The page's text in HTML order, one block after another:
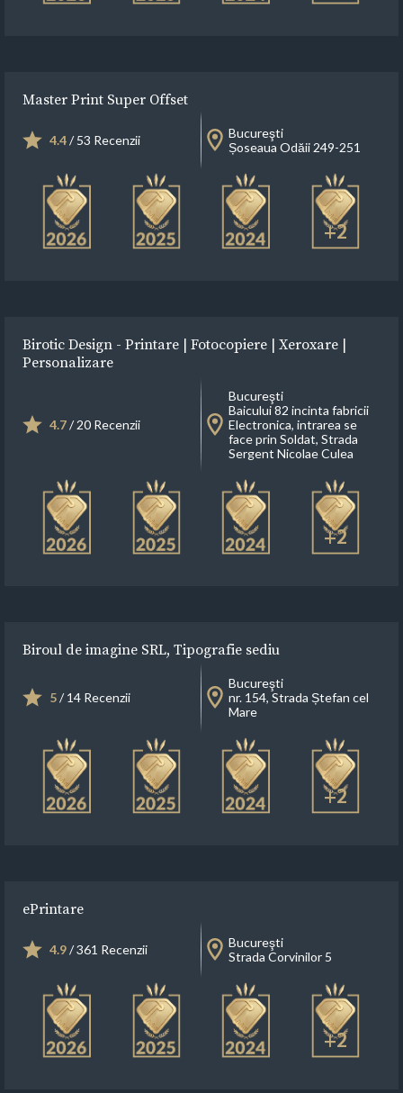
Master Print Super Offset
4.4/ 53 Recenzii
Bucureşti
Șoseaua Odăii 249-251
+2
Birotic Design - Printare | Fotocopiere | Xeroxare |
Personalizare
4.7/ 20 Recenzii
Bucureşti
Baicului 82 incinta fabricii
Electronica, intrarea se
face prin Soldat, Strada
Sergent Nicolae Culea
+2
Biroul de imagine SRL, Tipografie sediu
5/ 14 Recenzii
Bucureşti
nr. 154, Strada Ștefan cel
Mare
+2
ePrintare
4.9/ 361 Recenzii
Bucureşti
Strada Corvinilor 5
+2